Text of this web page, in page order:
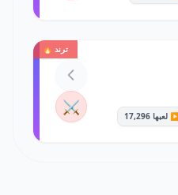
ترند 🔥
لعبها 17,296 ⚔️